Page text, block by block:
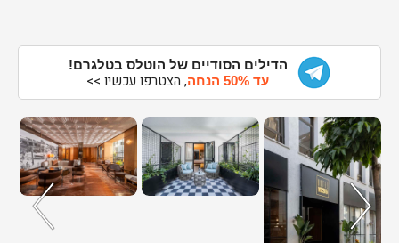
הדילים הסודיים של הוטלס בטלגרם!
עד 50% הנחה
, הצטרפו עכשיו >>